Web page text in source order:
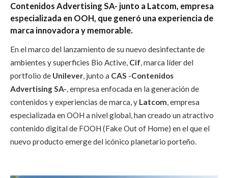
Contenidos Advertising SA- junto a Latcom, empresa
especializada en OOH, que generó una experiencia de
marca innovadora y memorable.
En el marco del lanzamiento de su nuevo desinfectante de
ambientes y superficies Bio Active, Cif, marca líder del
portfolio de Unilever, junto a CAS -Contenidos
Advertising SA-, empresa enfocada en la generación de
contenidos y experiencias de marca, y Latcom, empresa
especializada en OOH a nivel global, han creado un atractivo
contenido digital de FOOH (Fake Out of Home) en el que el
nuevo producto emerge del icónico planetario porteño.